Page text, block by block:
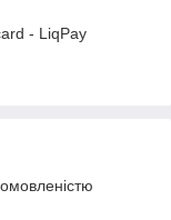
- LiqPay